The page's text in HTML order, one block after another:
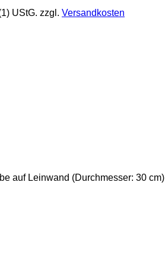
UStG. zzgl. Versandkosten
auf Leinwand (Durchmesser: 30 cm)